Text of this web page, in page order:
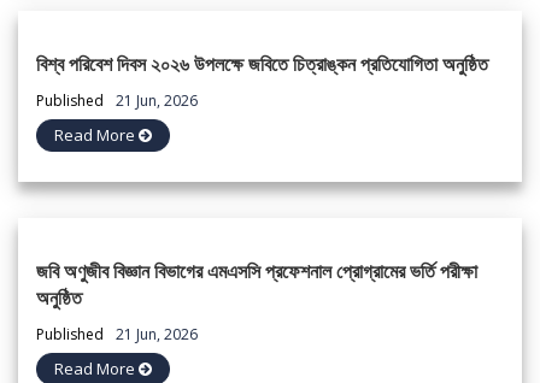
বিশ্ব পরিবেশ দিবস ২০২৬ উপলক্ষে জবিতে চিত্রাঙ্কন প্রতিযোগিতা অনুষ্ঠিত
Published 21 Jun, 2026
Read More
জবি অণুজীব বিজ্ঞান বিভাগের এমএসসি প্রফেশনাল প্রোগ্রামের ভর্তি পরীক্ষা
অনুষ্ঠিত
Published 21 Jun, 2026
Read More